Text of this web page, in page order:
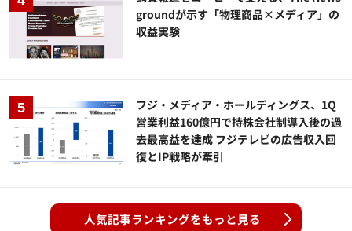
groundが示す「物理商品×メディア」の
収益実験
フジ・メディア・ホールディングス、1Q
営業利益160億円で持株会社制導入後の過
去最高益を達成 フジテレビの広告収入回
復とIP戦略が牽引
人気記事ランキングをもっと見る